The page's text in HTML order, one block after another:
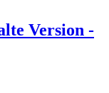
Version -